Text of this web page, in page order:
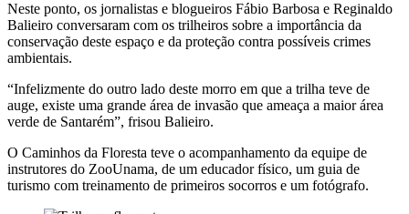
Neste ponto, os jornalistas e blogueiros Fábio Barbosa e Reginaldo
Balieiro conversaram com os trilheiros sobre a importância da
conservação deste espaço e da proteção contra possíveis crimes
ambientais.
“Infelizmente do outro lado deste morro em que a trilha teve de
auge, existe uma grande área de invasão que ameaça a maior área
verde de Santarém”, frisou Balieiro.
O Caminhos da Floresta teve o acompanhamento da equipe de
instrutores do ZooUnama, de um educador físico, um guia de
turismo com treinamento de primeiros socorros e um fotógrafo.